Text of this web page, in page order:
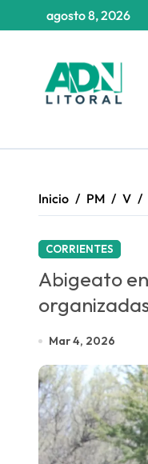
agosto 8, 2026
Inicio PM V
CORRIENTES
Abigeato
Mar 4, 2026